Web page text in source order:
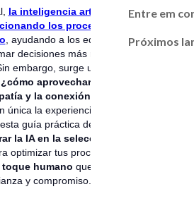
Entre em
Próximos
la inteligencia artificial (IA)
los procesos de
, ayudando a los equipos de
decisiones más rápidas y
embargo, surge un reto
¿cómo aprovechar la IA sin
y la conexión humana
única la experiencia del
guía práctica descubrirás
la IA en la selección de
optimizar tus procesos
humano que genera
y compromiso.